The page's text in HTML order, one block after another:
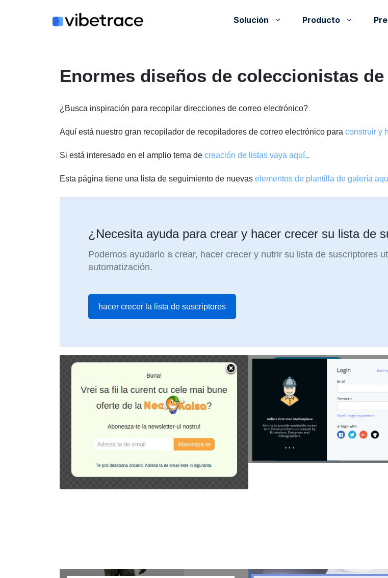
Solución Producto
Enormes diseños de coleccionistas
¿Busca inspiración para recopilar direcciones de correo electrónico?
Aquí está nuestro gran recopilador de recopiladores de correo electrónico para construir y
Si está interesado en el amplio tema de creación de listas vaya aquí..
Esta página tiene una lista de seguimiento de nuevas elementos de plantilla de galería
¿Necesita ayuda para crear y hacer crecer su lista de
Podemos ayudarlo a crear, hacer crecer y nutrir su lista de suscriptores
automatización.
hacer crecer la lista de suscriptores